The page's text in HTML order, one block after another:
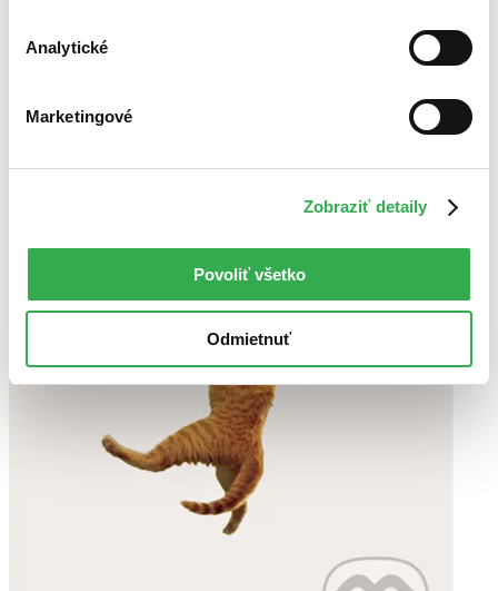
Analytické
Marketingové
Zobraziť detaily
Povoliť všetko
Odmietnuť